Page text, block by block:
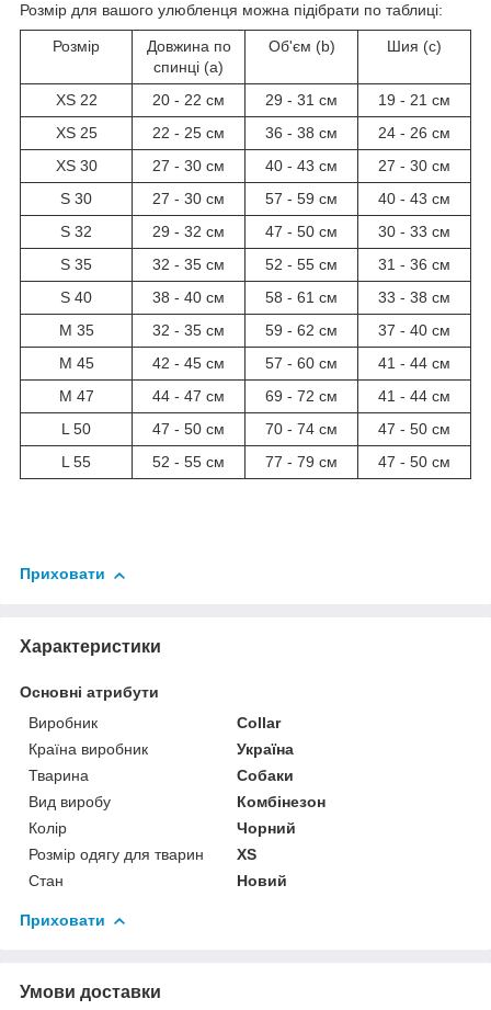
Розмір для вашого улюбленця можна підібрати по таблиці:
Розмір
Довжина по
спинці (a)
Об'єм (b) Шия (c)
XS 22 20 - 22 см 29 - 31 см
19 - 21 см
XS 25
22 - 25 см 36 - 38 см
24 - 26 см
XS 30
27 - 30 см 40 - 43 см
27 - 30 см
S 30
27 - 30 см 57 - 59 см
40 - 43 см
S 32
29 - 32 см 47 - 50 см
30 - 33 см
S 35
32 - 35 см 52 - 55 см
31 - 36 см
S 40
38 - 40 см 58 - 61 см
33 - 38 см
M 35
32 - 35 см 59 - 62 см
37 - 40 см
M 45
42 - 45 см 57 - 60 см
41 - 44 см
M 47
44 - 47 см 69 - 72 см
41 - 44 см
L 50
47 - 50 см 70 - 74 см
47 - 50 см
L 55
52 - 55 см 77 - 79 см 47 - 50 см
Приховати
Характеристики
Основні атрибути
Виробник
Collar
Країна виробник
Україна
Тварина
Собаки
Вид виробу
Комбінезон
Колір
Чорний
Розмір одягу для тварин
XS
Стан
Новий
Приховати
Умови доставки